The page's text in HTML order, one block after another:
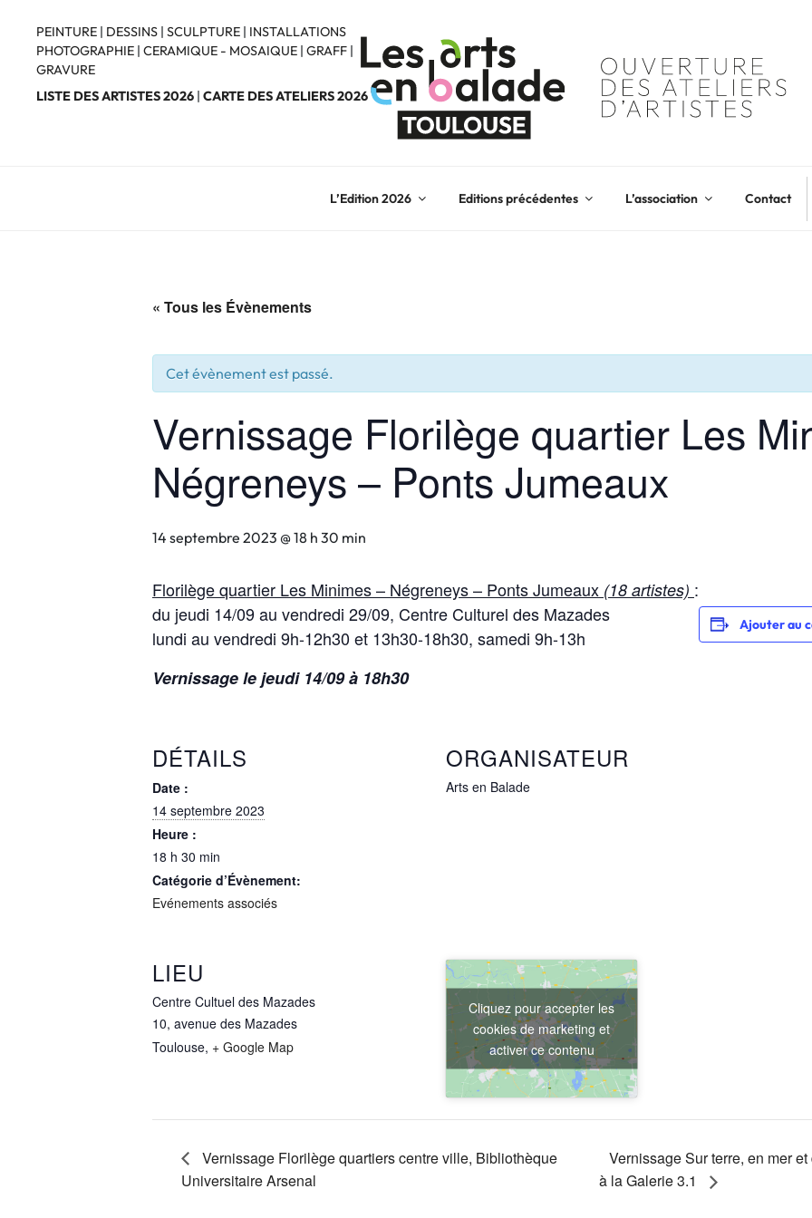
contenu
principal
PEINTURE | DESSINS | SCULPTURE | INSTALLATIONS
PHOTOGRAPHIE | CERAMIQUE - MOSAIQUE | GRAFF |
GRAVURE
LISTE DES ARTISTES 2026 | CARTE DES ATELIERS 2026
L’Edition 2026 Editions précédentes L’association Contact
« Tous les Évènements
Cet évènement est passé.
Vernissage Florilège quartier Les
Négreneys – Ponts Jumeaux
14 septembre 2023 @ 18 h 30 min
Florilège quartier Les Minimes – Négreneys – Ponts Jumeaux (18 artistes) :
du jeudi 14/09 au vendredi 29/09, Centre Culturel des Mazades
lundi au vendredi 9h-12h30 et 13h30-18h30, samedi 9h-13h
Vernissage le jeudi 14/09 à 18h30
Ajouter au
DÉTAILS
Date :
14 septembre 2023
Heure :
18 h 30 min
Catégorie d’Évènement:
Evénements associés
ORGANISATEUR
Arts en Balade
LIEU
Centre Cultuel des Mazades
10, avenue des Mazades
Toulouse, + Google Map
Cliquez pour accepter les
cookies de marketing et
activer ce contenu
Vernissage Florilège quartiers centre ville, Bibliothèque
Universitaire Arsenal
Vernissage Sur terre, en mer
à la Galerie 3.1